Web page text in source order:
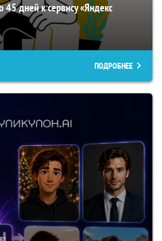
45 дней к сервису «Яндекс
ПОДРОБНЕЕ